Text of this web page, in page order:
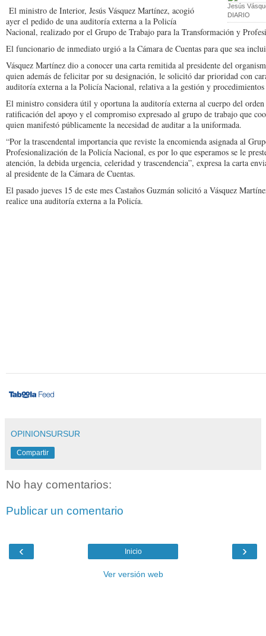
Jesús
DIARIO
El ministro de Interior, Je­sús Vásquez Martínez, aco­gió
ayer el pedido de una auditoría externa a la Poli­cía
Nacional, realizado por el Grupo de Trabajo para la Transformación y
El funcionario de inme­diato urgió a la Cámara de Cuentas para que sea
Vásquez Martínez dio a conocer una carta remiti­da al presidente del
quien además de felicitar por su designación, le solicitó dar prioridad con
auditoría externa a la Policía Nacional, relativa a la gestión y
El ministro considera útil y oportuna la audito­ría externa al cuerpo del
ra­tificación del apoyo y el compromiso expresado al grupo de trabajo que
quien manifestó públicamente la necesidad de auditar a la uniformada.
“Por la trascendental importancia que reviste la encomienda asignada al
Profe­sionalización de la Policía Nacional, es por lo que es­peramos se le
atención, la debida ur­gencia, celeridad y trascen­dencia”, expresa la carta
al pre­sidente de la Cámara de Cuentas.
El pasado jueves 15 de este mes Castaños Guzmán solicitó a Vásquez
realice una audi­toría externa a la Policía.
OPINIONSURSUR
Compartir
No hay comentarios:
Publicar un comentario
‹ ›
Inicio
Ver versión web